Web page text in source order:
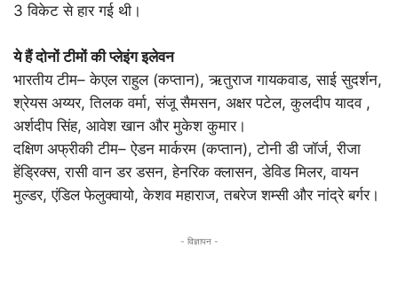
3 विकेट से हार गई थी।
ये हैं दोनों टीमों की प्लेइंग इलेवन
भारतीय टीम– केएल राहुल (कप्तान), ऋतुराज गायकवाड, साई सुदर्शन,
श्रेयस अय्यर, तिलक वर्मा, संजू सैमसन, अक्षर पटेल, कुलदीप यादव ,
अर्शदीप सिंह, आवेश खान और मुकेश कुमार।
दक्षिण अफ्रीकी टीम– ऐडन मार्करम (कप्तान), टोनी डी जॉर्ज, रीजा
हेंड्रिक्स, रासी वान डर डसन, हेनरिक क्लासन, डेविड मिलर, वायन
मुल्डर, एंडिल फेलुक्वायो, केशव महाराज, तबरेज शम्सी और नांद्रे बर्गर।
- विज्ञापन -